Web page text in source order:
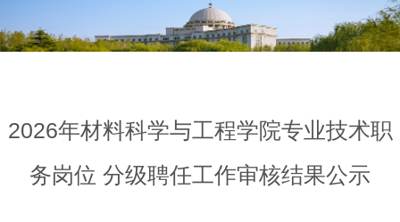
2026年材料科学与工程学院专业技术职
务岗位 分级聘任工作审核结果公示